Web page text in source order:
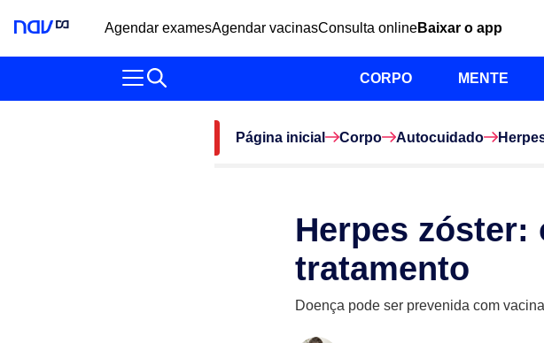
Agendar examesAgendar vacinasConsulta onlineBaixar o app
CORPO MENTE
Página inicial Corpo Autocuidado
Herpes zóster:
tratamento
Doença pode ser prevenida com